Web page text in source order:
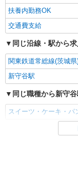
扶養内勤務OK
交通費支給
同じ沿線・駅から
関東鉄道常総線(茨城県
新守谷駅
同じ職種から新守
スイーツ・ケーキ・パ
同じ雇用形態から